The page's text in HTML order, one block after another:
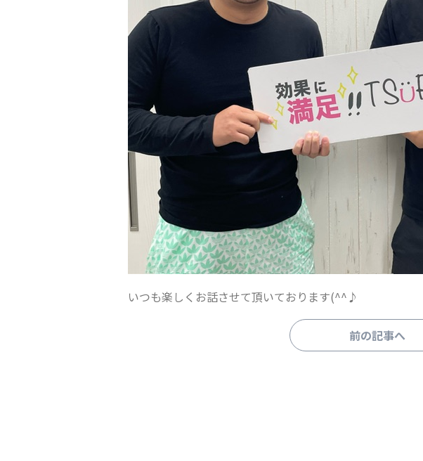
いつも楽しくお話させて頂いております(^^♪
前の記事へ